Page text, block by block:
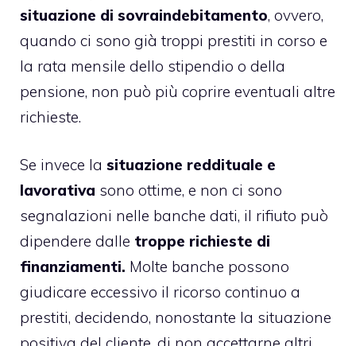
situazione di sovraindebitamento, ovvero,
quando ci sono già troppi prestiti in corso e
la rata mensile dello stipendio o della
pensione, non può più coprire eventuali altre
richieste.
Se invece la situazione reddituale e
lavorativa sono ottime, e non ci sono
segnalazioni nelle banche dati, il rifiuto può
dipendere dalle troppe richieste di
finanziamenti. Molte banche possono
giudicare eccessivo il ricorso continuo a
prestiti, decidendo, nonostante la situazione